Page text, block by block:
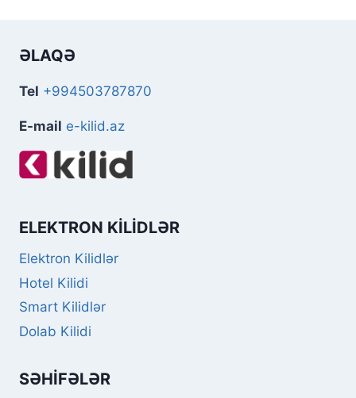
ƏLAQƏ
Tel +994503787870
E-mail e-kilid.az
ELEKTRON KILIDLƏR
Elektron Kilidlər
Hotel Kilidi
Smart Kilidlər
Dolab Kilidi
SƏHIFƏLƏR